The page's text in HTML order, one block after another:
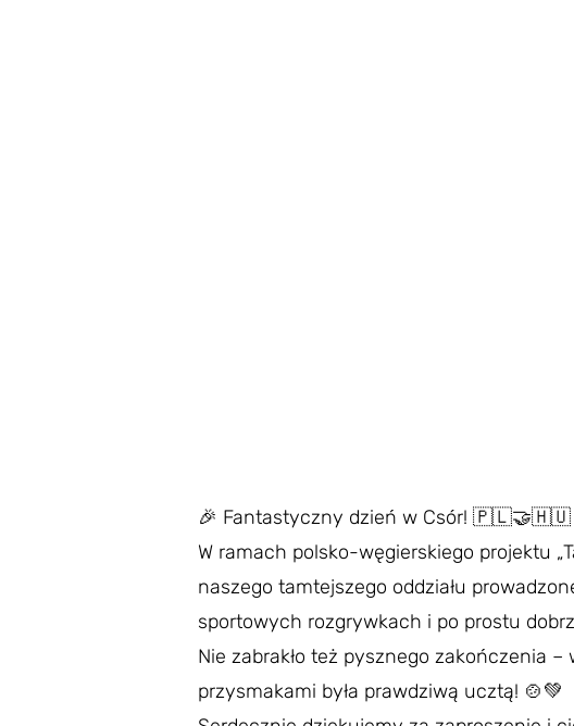
🎉 Fantastyczny dzień w Csór! 🇵🇱🤝🇭🇺
W ramach polsko-węgierskiego projektu
naszego tamtejszego oddziału
sportowych rozgrywkach i po prostu
Nie zabrakło też pysznego zakończenia
przysmakami była prawdziwą ucztą! 🍲💚